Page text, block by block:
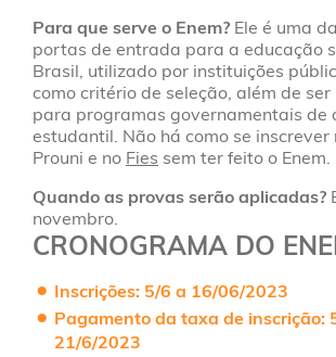
Para que serve o Enem? Ele é uma
portas de entrada para a educação
Brasil, utilizado por instituições
como critério de seleção, além de
para programas governamentais de
estudantil. Não há como se inscrever
Prouni e no Fies sem ter feito o Enem.
Quando as provas serão aplicadas?
novembro.
CRONOGRAMA DO
Inscrições: 5/6 a 16/06/2023
Pagamento da taxa de inscrição:
21/6/2023